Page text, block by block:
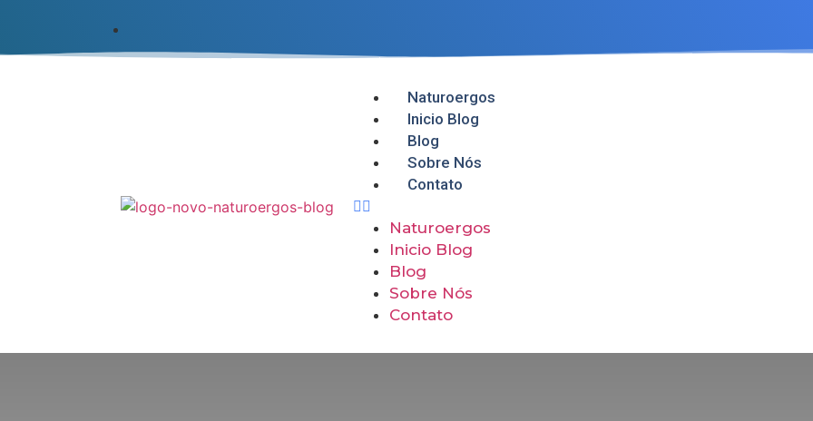
Naturoergos
Inicio Blog
Blog
Sobre Nós
Contato
Naturoergos
Inicio Blog
Blog
Sobre Nós
Contato